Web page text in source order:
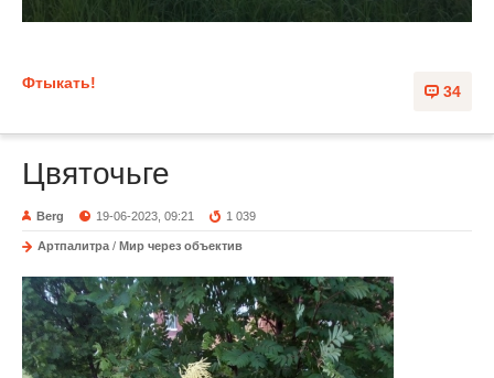
34
Фтыкать!
Цвяточьге
Berg 19-06-2023, 09:21 1 039
Артпалитра / Мир через объектив